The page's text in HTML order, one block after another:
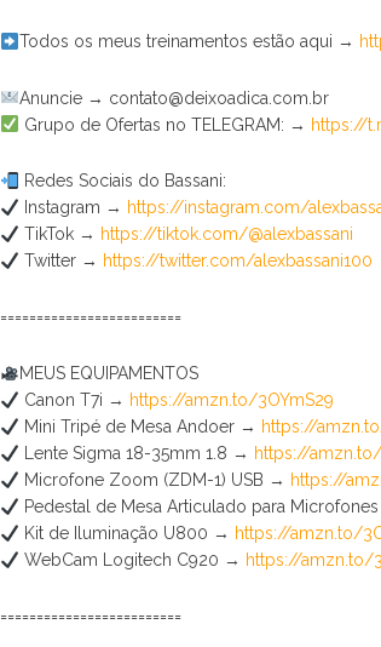
Todos os meus treinamentos estão aqui →
Anuncie → contato@deixoadica.com.br
Grupo de Ofertas no TELEGRAM: → https://
Redes Sociais do Bassani:
Instagram → https://instagram.com/
TikTok → https://tiktok.com/@alexbassani
Twitter → https://twitter.com/alexbassani100
=========================
MEUS EQUIPAMENTOS
Canon T7i → https://amzn.to/3OYmS29
Mini Tripé de Mesa Andoer → https://
Lente Sigma 18-35mm 1.8 → https://
Microfone Zoom (ZDM-1) USB → https://
Pedestal de Mesa Articulado para
Kit de Iluminação U800 → https://amzn.to/
WebCam Logitech C920 → https://amzn.to/
=========================